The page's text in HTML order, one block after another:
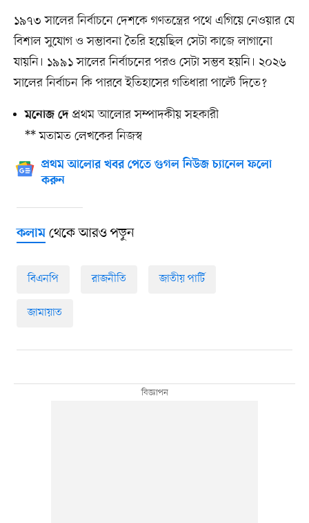
১৯৭৩ সালের নির্বাচনে দেশকে গণতন্ত্রের পথে এগিয়ে নেওয়ার যে
বিশাল সুযোগ ও সম্ভাবনা তৈরি হয়েছিল সেটা কাজে লাগানো
যায়নি। ১৯৯১ সালের নির্বাচনের পরও সেটা সম্ভব হয়নি। ২০২৬
সালের নির্বাচন কি পারবে ইতিহাসের গতিধারা পাল্টে দিতে?
মনোজ দেপ্রথম আলোর সম্পাদকীয় সহকারী
** মতামত লেখকের নিজস্ব
প্রথম আলোর খবর পেতে গুগল নিউজ চ্যানেল ফলো
করুন
কলামথেকে আরও পড়ুন
বিএনপি রাজনীতি জাতীয় পার্টি
জামায়াত